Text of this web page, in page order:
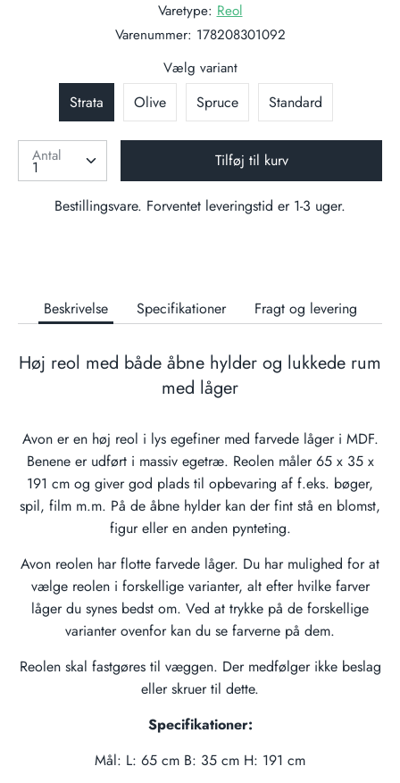
Varetype: Reol
Varenummer: 178208301092
Vælg variant
Strata Olive Spruce Standard
Antal Tilføj til kurv
Bestillingsvare. Forventet leveringstid er 1-3 uger.
Beskrivelse Specifikationer Fragt og levering
Høj reol med både åbne hylder og lukkede rum
med låger
Avon er en høj reol i lys egefiner med farvede låger i MDF.
Benene er udført i massiv egetræ. Reolen måler 65 x 35 x
191 cm og giver god plads til opbevaring af f.eks. bøger,
spil, film m.m. På de åbne hylder kan der fint stå en blomst,
figur eller en anden pynteting.
Avon reolen har flotte farvede låger. Du har mulighed for at
vælge reolen i forskellige varianter, alt efter hvilke farver
låger du synes bedst om. Ved at trykke på de forskellige
varianter ovenfor kan du se farverne på dem.
Reolen skal fastgøres til væggen. Der medfølger ikke beslag
eller skruer til dette.
Specifikationer:
Mål: L: 65 cm B: 35 cm H: 191 cm